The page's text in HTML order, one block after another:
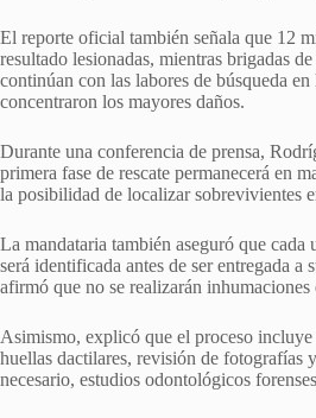
El reporte oficial también señala que 12
resultado lesionadas, mientras brigadas
continúan con las labores de búsqueda en
concentraron los mayores daños.
Durante una conferencia de prensa,
primera fase de rescate permanecerá en
la posibilidad de localizar sobrevivientes
La mandataria también aseguró que cada
será identificada antes de ser entregada a
afirmó que no se realizarán inhumaciones
Asimismo, explicó que el proceso
huellas dactilares, revisión de fotografías
necesario, estudios odontológicos